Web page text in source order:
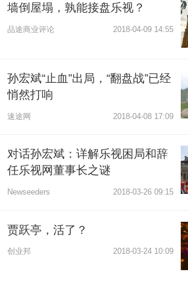
墙倒屋塌，孰能接盘乐视？
品途商业评论 2018-04-09 14:55
孙宏斌“止血”出局，“翻盘战”已经
悄然打响
速途网 2018-04-08 17:09
对话孙宏斌：详解乐视困局和辞
任乐视网董事长之谜
Newseeders 2018-03-26 09:15
贾跃亭，活了？
创业邦 2018-03-24 10:09